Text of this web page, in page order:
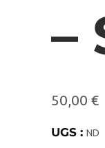
–
50,00 €
UGS : ND